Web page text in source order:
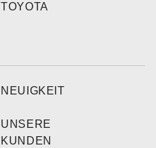
TOYOTA
NEUIGKEIT
UNSERE
KUNDEN